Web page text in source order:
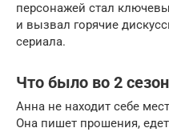
персонажей стал
и вызвал горячие
сериала.
Что было во 2
Анна не находит себе
Она пишет прошения,